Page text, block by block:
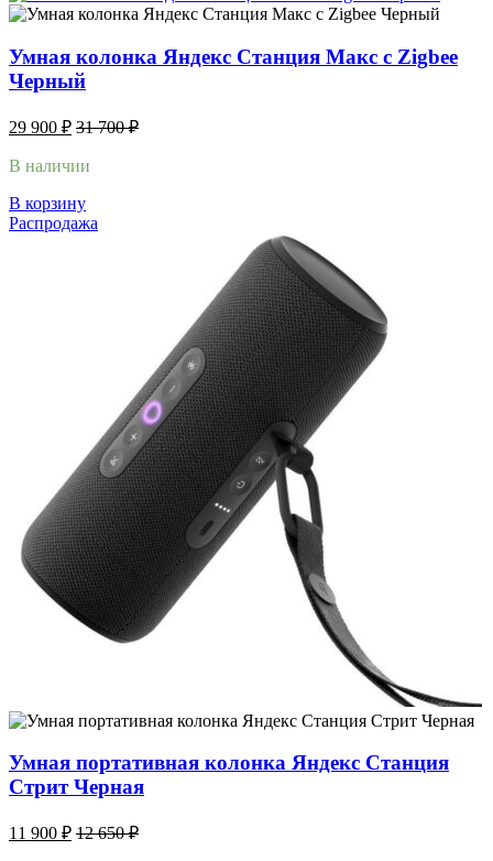
Умная колонка Яндекс Станция Макс с Zigbee
Черный
29 900 ₽ 31 700₽
В наличии
В корзину
Распродажа
Умная портативная колонка Яндекс Станция
Стрит Черная
11 900 ₽ 12 650₽